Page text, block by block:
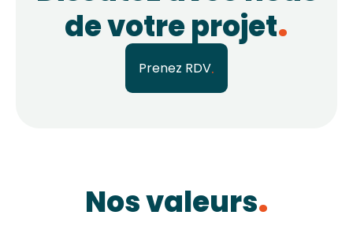
de votre projet
Prenez RDV
Nos valeurs